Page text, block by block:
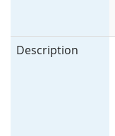
Description